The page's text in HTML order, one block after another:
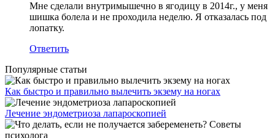
Мне сделали внутримышечно в ягодицу в 2014г., у меня
шишка болела и не проходила неделю. Я отказалась под
лопатку.
Ответить
Популярные статьи
Как быстро и правильно вылечить экзему на ногах
Лечение эндометриоза лапароскопией